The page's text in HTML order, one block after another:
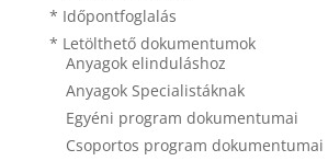
* Időpontfoglalás
* Letölthető dokumentumok
Anyagok elinduláshoz
Anyagok Specialistáknak
Egyéni program dokumentumai
Csoportos program dokumentumai